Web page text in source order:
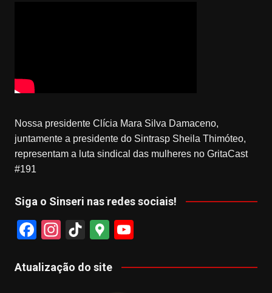
Nossa presidente Clícia Mara Silva Damaceno,
juntamente a presidente do Sintrasp Sheila Thimóteo,
representam a luta sindical das mulheres no GritaCast
#191
Siga o Sinseri nas redes sociais!
F
c
In
a
Ti
T
G
o
Y
u
Atualização do site